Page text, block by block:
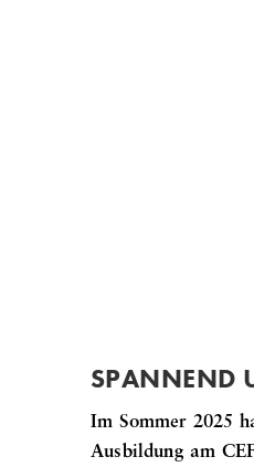
SPANNEND
Im Sommer 2025
Ausbildung am